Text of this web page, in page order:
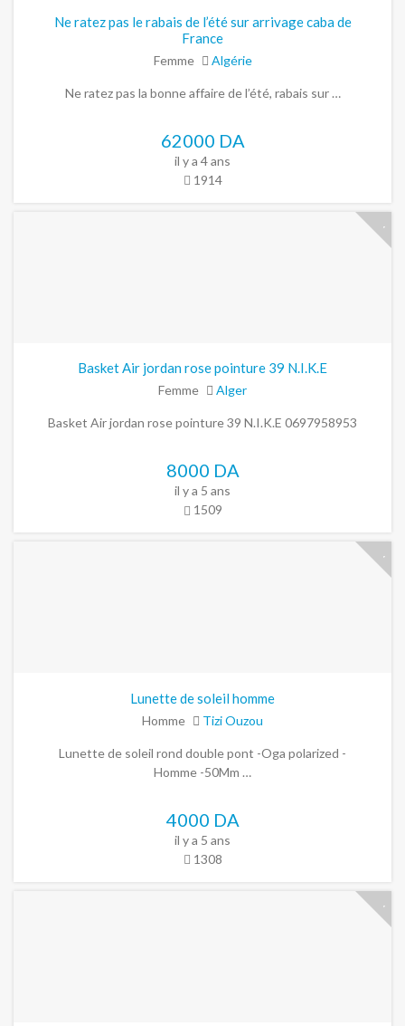
Ne ratez pas le rabais de l’été sur arrivage caba de
France
Femme Algérie
Ne ratez pas la bonne affaire de l’été, rabais sur …
62000 DA
il y a 4 ans
1914
Basket Air jordan rose pointure 39 N.I.K.E
Femme Alger
Basket Air jordan rose pointure 39 N.I.K.E 0697958953
8000 DA
il y a 5 ans
1509
Lunette de soleil homme
Homme Tizi Ouzou
Lunette de soleil rond double pont -Oga polarized -
Homme -50Mm …
4000 DA
il y a 5 ans
1308